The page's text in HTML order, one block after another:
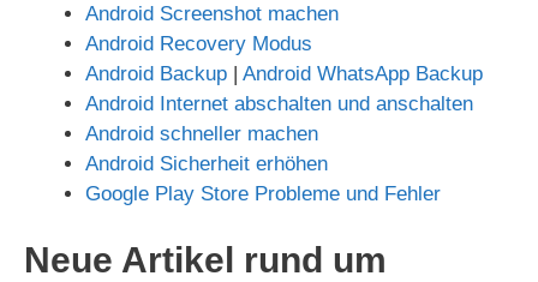
Android Screenshot machen
Android Recovery Modus
Android Backup | Android WhatsApp Backup
Android Internet abschalten und anschalten
Android schneller machen
Android Sicherheit erhöhen
Google Play Store Probleme und Fehler
Neue Artikel rund um